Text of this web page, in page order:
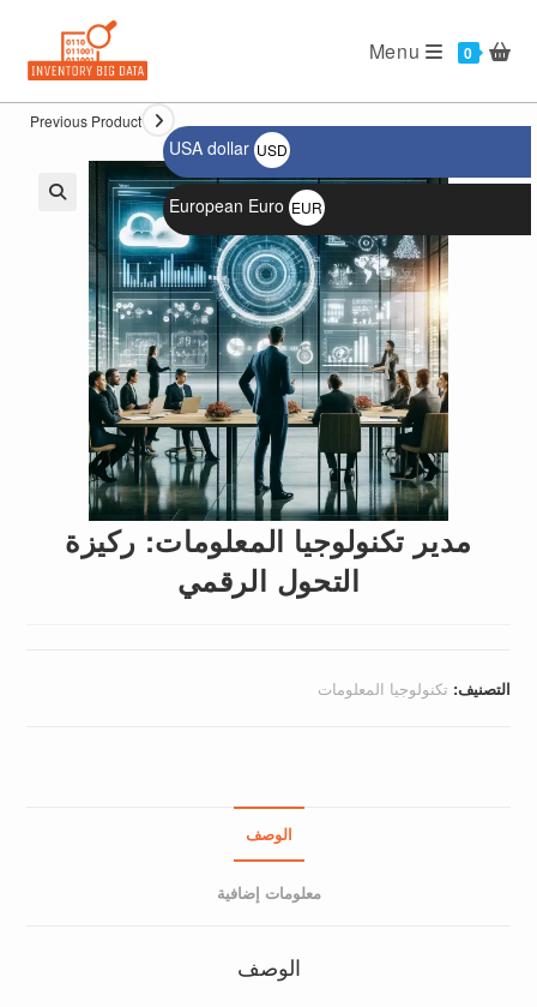
0
Menu
Previous Product
مدير تكنولوجيا المعلومات: ركيزة
التحول الرقمي
التصنيف: تكنولوجيا المعلومات
الوصف
معلومات إضافية
الوصف
USD
$
EUR
€